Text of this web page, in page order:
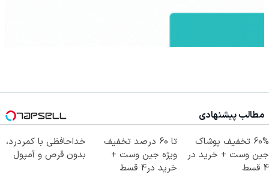
مطالب پیشنهادی
60% تخفیف پوشاک
جین وست + خرید در
4 قسط
تا 60 درصد تخفیف
ویژه جین وست +
خرید در4 قسط
خداحافظی با کمردرد،
بدون قرص و آمپول